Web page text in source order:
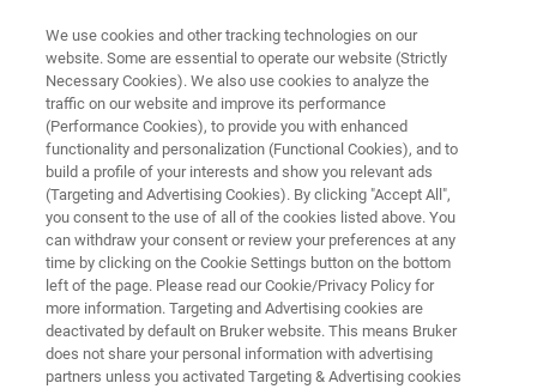
卓上CMP評価機オンラインセミナー
卓上CMP評価機“TriboLab
CMP”と研究例のご紹介
TriboLabCMPの概要の紹介と、本機を用いら
れた研究事例を紹介します
We use cookies and other tracking technologies on our
website. Some are essential to operate our website (Strictly
Necessary Cookies). We also use cookies to analyze the
traffic on our website and improve its performance
(Performance Cookies), to provide you with enhanced
functionality and personalization (Functional Cookies), and to
build a profile of your interests and show you relevant ads
(Targeting and Advertising Cookies). By clicking "Accept All",
you consent to the use of all of the cookies listed above. You
can withdraw your consent or review your preferences at any
time by clicking on the Cookie Settings button on the bottom
left of the page. Please read our Cookie/Privacy Policy for
more information. Targeting and Advertising cookies are
deactivated by default on Bruker website. This means Bruker
does not share your personal information with advertising
partners unless you activated Targeting & Advertising cookies